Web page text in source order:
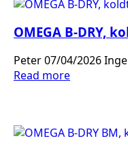
OMEGA B-DRY,
Peter07/04/2026
Read more